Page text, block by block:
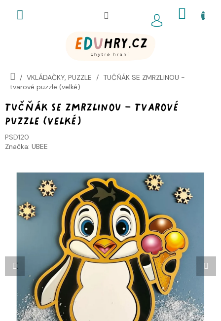
obsah
VKLÁDAČKY, PUZZLE
TUČŇÁK SE ZMRZLINOU -
tvarové puzzle (velké)
TUČŇÁK SE ZMRZLINOU - tvarové
puzzle (velké)
PSD120
Značka: UBEE